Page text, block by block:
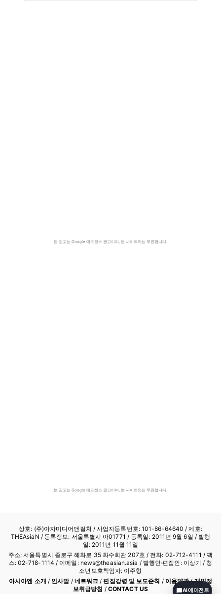
본 광고는 Google 애드센스 광고이며, 본 사이트와는 무관합니다.
본 광고는 Google 애드센스 광고이며, 본 사이트와는 무관합니다.
상호: (주)아자미디어앤컬처 /사업자등록번호: 101-86-64640 / 제호:
THEAsiaN / 등록정보: 서울특별시 아01771 / 등록일: 2011년 9월 6일 / 발행
일: 2011년 11월 11일
주소: 서울특별시 종로구 혜화로 35 화수회관 207호 / 전화: 02-712-4111 / 팩
스: 02-718-1114 / 이메일: news@theasian.asia / 발행인·편집인: 이상기 / 청
소년보호책임자: 이주형
아시아엔 소개 / 인사말/ 네트워크 /편집강령 및 보도준칙 / 이용약관/개인정
보취급방침 / CONTACT US AI 에이전트